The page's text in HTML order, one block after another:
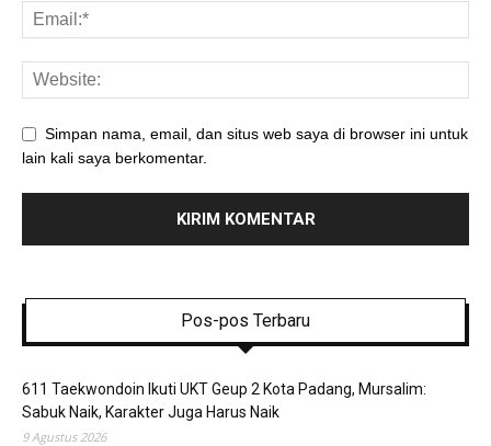
Simpan nama, email, dan situs web saya di browser ini untuk
lain kali saya berkomentar.
Pos-pos Terbaru
611 Taekwondoin Ikuti UKT Geup 2 Kota Padang, Mursalim:
Sabuk Naik, Karakter Juga Harus Naik
9 Agustus 2026